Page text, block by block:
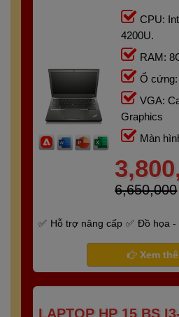
CPU:
4200U.
RAM:
Ổ
VGA:
Graphics
Màn
6,650,000
Hỗ trợ nâng cấp
Đồ họa -
Bảo hành 6 tháng
Xem
LAPTOP HP 15 BS